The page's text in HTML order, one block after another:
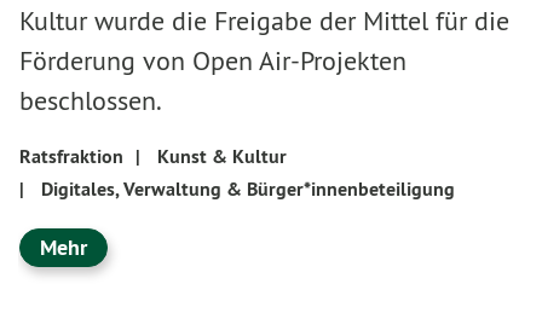
Kultur wurde die Freigabe der Mittel für die
Förderung von Open Air-Projekten
beschlossen.
Ratsfraktion |
Kunst & Kultur
|
Digitales, Verwaltung & Bürger*innenbeteiligung
Mehr